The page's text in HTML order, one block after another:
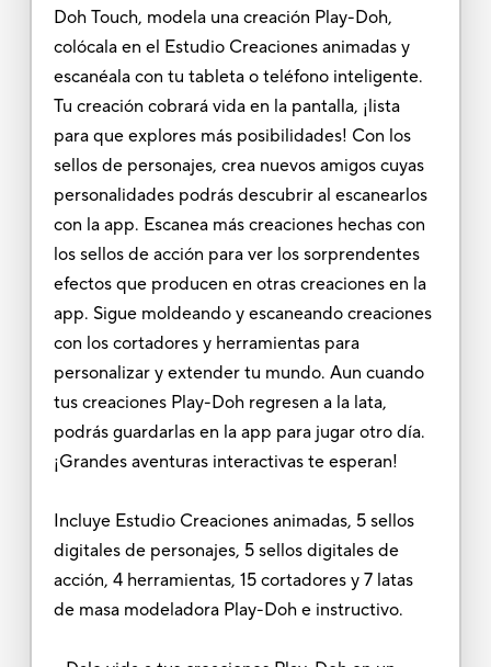
Doh Touch, modela una creación Play-Doh,
colócala en el Estudio Creaciones animadas y
escanéala con tu tableta o teléfono inteligente.
Tu creación cobrará vida en la pantalla, ¡lista
para que explores más posibilidades! Con los
sellos de personajes, crea nuevos amigos cuyas
personalidades podrás descubrir al escanearlos
con la app. Escanea más creaciones hechas con
los sellos de acción para ver los sorprendentes
efectos que producen en otras creaciones en la
app. Sigue moldeando y escaneando creaciones
con los cortadores y herramientas para
personalizar y extender tu mundo. Aun cuando
tus creaciones Play-Doh regresen a la lata,
podrás guardarlas en la app para jugar otro día.
¡Grandes aventuras interactivas te esperan!
Incluye Estudio Creaciones animadas, 5 sellos
digitales de personajes, 5 sellos digitales de
acción, 4 herramientas, 15 cortadores y 7 latas
de masa modeladora Play-Doh e instructivo.